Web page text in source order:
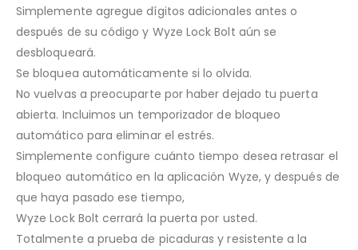
Simplemente agregue dígitos adicionales antes o
después de su código y Wyze Lock Bolt aún se
desbloqueará.
Se bloquea automáticamente si lo olvida.
No vuelvas a preocuparte por haber dejado tu puerta
abierta. Incluimos un temporizador de bloqueo
automático para eliminar el estrés.
Simplemente configure cuánto tiempo desea retrasar el
bloqueo automático en la aplicación Wyze, y después de
que haya pasado ese tiempo,
Wyze Lock Bolt cerrará la puerta por usted.
Totalmente a prueba de picaduras y resistente a la